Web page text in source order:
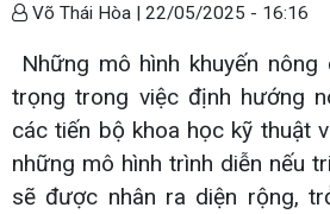
Võ Thái Hòa | 22/05/2025 - 16:16
Những mô hình khuyến
trọng trong việc định hướng
các tiến bộ khoa học kỹ thuật
những mô hình trình diễn nếu
sẽ được nhân ra diện rộng,